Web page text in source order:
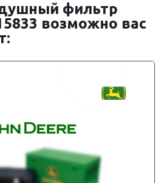
фильтр
возможно вас